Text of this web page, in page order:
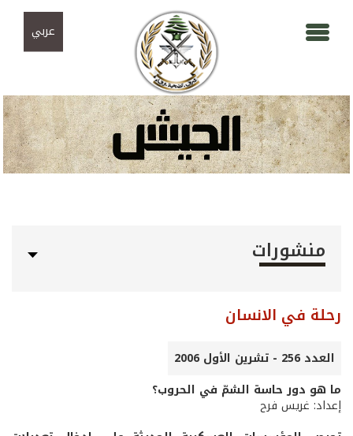
عربي
منشورات
رحلة في الانسان
العدد 256 - تشرين الأول 2006
ما هو دور حاسة الشمّ في الحروب؟
إعداد: غريس فرح